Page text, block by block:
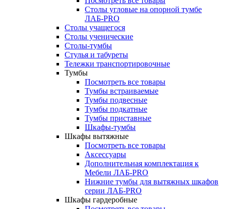
Столы угловые на опорной тумбе
ЛАБ-PRO
Столы учащегося
Столы ученические
Столы-тумбы
Стулья и табуреты
Тележки транспортировочные
Тумбы
Посмотреть все товары
Тумбы встраиваемые
Тумбы подвесные
Тумбы подкатные
Тумбы приставные
Шкафы-тумбы
Шкафы вытяжные
Посмотреть все товары
Аксессуары
Дополнительная комплектация к
Мебели ЛАБ-PRO
Нижние тумбы для вытяжных шкафов
серии ЛАБ-PRO
Шкафы гардеробные